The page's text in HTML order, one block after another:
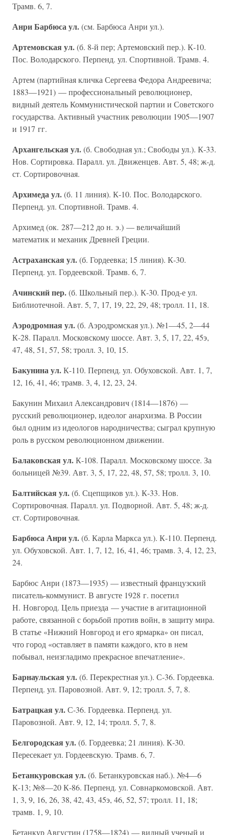
Трамв. 6, 7.
Анри Барбюса ул.(см. Барбюса Анри ул.).
Артемовская ул.(б. 8-й пер; Артемовский пер.). К-10.
Пос. Володарского. Перпенд. ул. Спортивной. Трамв. 4.
Артем (партийная кличка Сергеева Федора Андреевича;
1883—1921) — профессиональный революционер,
видный деятель Коммунистической партии и Советского
государства. Активный участник революции 1905—1907
и 1917 гг.
Архангельская ул.(б. Свободная ул.; Свободы ул.). К-33.
Нов. Сортировка. Паралл. ул. Движенцев. Авт. 5, 48; ж-д.
ст. Сортировочная.
Архимеда ул.(б. 11 линия). К-10. Пос. Володарского.
Перпенд. ул. Спортивной. Трамв. 4.
Архимед (ок. 287—212 до н. э.) — величайший
математик и механик Древней Греции.
Астраханская ул.(б. Гордеевка; 15 линия). К-30.
Перпенд. ул. Гордеевской. Трамв. 6, 7.
Ачинский пер.(б. Школьный пер.). К-30. Прод-е ул.
Библиотечной. Авт. 5, 7, 17, 19, 22, 29, 48; тролл. 11, 18.
Аэродромная ул.(б. Аэродромская ул.). №1—45, 2—44
К-28. Паралл. Московскому шоссе. Авт. 3, 5, 17, 22, 45э,
47, 48, 51, 57, 58; тролл. 3, 10, 15.
Бакунина ул.К-110. Перпенд. ул. Обуховской. Авт. 1, 7,
12, 16, 41, 46; трамв. 3, 4, 12, 23, 24.
Бакунин Михаил Александрович (1814—1876) —
русский революционер, идеолог анархизма. В России
был одним из идеологов народничества; сыграл крупную
роль в русском революционном движении.
Балаковская ул.К-108. Паралл. Московскому шоссе. За
больницей №39. Авт. 3, 5, 17, 22, 48, 57, 58; тролл. 3, 10.
Балтийская ул.(б. Сцепщиков ул.). К-33. Нов.
Сортировочная. Паралл. ул. Подворной. Авт. 5, 48; ж-д.
ст. Сортировочная.
Барбюса Анри ул.(б. Карла Маркса ул.). К-110. Перпенд.
ул. Обуховской. Авт. 1, 7, 12, 16, 41, 46; трамв. 3, 4, 12, 23,
24.
Барбюс Анри (1873—1935) — известный французский
писатель-коммунист. В августе 1928 г. посетил
Н. Новгород. Цель приезда — участие в агитационной
работе, связанной с борьбой против войн, в защиту мира.
В статье «Нижний Новгород и его ярмарка» он писал,
что город «оставляет в памяти каждого, кто в нем
побывал, неизгладимо прекрасное впечатление».
Барнаульская ул.(б. Перекрестная ул.). С-36. Гордеевка.
Перпенд. ул. Паровозной. Авт. 9, 12; тролл. 5, 7, 8.
Батрацкая ул.С-36. Гордеевка. Перпенд. ул.
Паровозной. Авт. 9, 12, 14; тролл. 5, 7, 8.
Белгородская ул.(б. Гордеевка; 21 линия). К-30.
Пересекает ул. Гордеевскую. Трамв. 6, 7.
Бетанкуровская ул.(б. Бетанкуровская наб.). №4—6
К-13; №8—20 К-86. Перпенд. ул. Совнаркомовской. Авт.
1, 3, 9, 16, 26, 38, 42, 43, 45э, 46, 52, 57; тролл. 11, 18;
трамв. 1, 9, 10.
Бетанкур Августин (1758—1824) — видный ученый и